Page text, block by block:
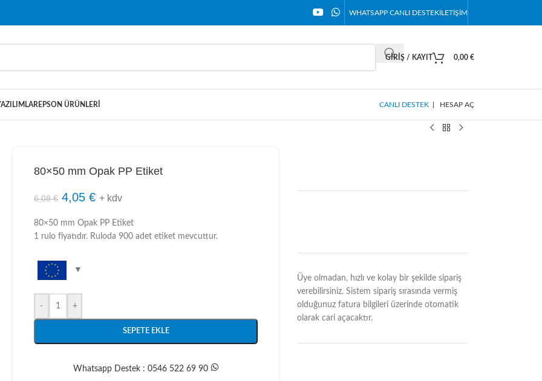
WHATSAPP CANLI DESTEKİLETIŞIM
GIRIŞ / KAYIT 0,00 €
EPSON ÜRÜNLERI CANLI DESTEK HESAP AÇ
80×50 mm Opak PP Etiket
6,08€ 4,05€ + kdv
80×50 mm Opak PP Etiket
1 rulo fiyatıdır. Ruloda 900 adet etiket mevcuttur.
- +
SEPETE EKLE
Whatsapp Destek : 0546 522 69 90
Üye olmadan, hızlı ve kolay bir şekilde sipariş
verebilirsiniz. Sistem sipariş sırasında vermiş
olduğunuz fatura bilgileri üzerinde otomatik
olarak cari açacaktır.